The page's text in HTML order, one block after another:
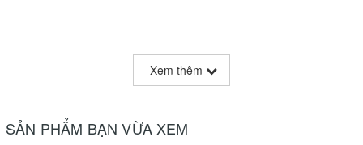
Xem thêm
SẢN PHẨM BẠN VỪA XEM